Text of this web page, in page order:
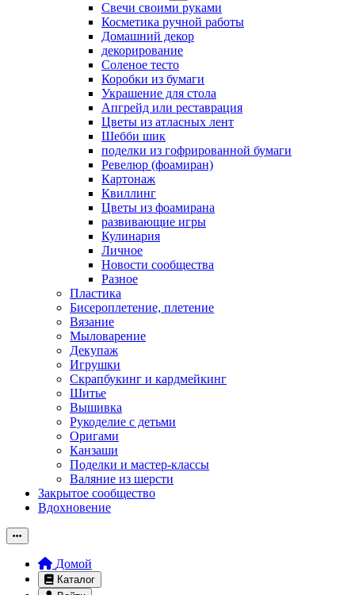
Свечи своими руками
Косметика ручной работы
Домашний декор
декорирование
Соленое тесто
Коробки из бумаги
Украшение для стола
Апгрейд или реставрация
Цветы из атласных лент
Шебби шик
поделки из гофрированной бумаги
Ревелюр (фоамиран)
Картонаж
Квиллинг
Цветы из фоамирана
развивающие игры
Кулинария
Личное
Новости сообщества
Разное
Пластика
Бисероплетение, плетение
Вязание
Мыловарение
Декупаж
Игрушки
Скрапбукинг и кардмейкинг
Шитье
Вышивка
Рукоделие с детьми
Оригами
Канзаши
Поделки и мастер-классы
Валяние из шерсти
Закрытое сообщество
Вдохновение
Домой
Каталог